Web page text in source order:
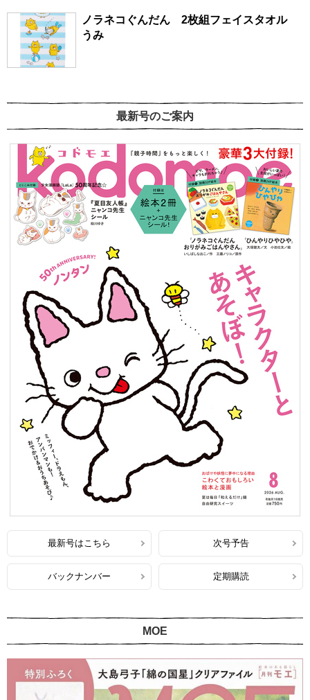
ノラネコぐんだん 2枚組フェイスタオル
うみ
最新号のご案内
最新号はこちら 次号予告
バックナンバー 定期購読
MOE